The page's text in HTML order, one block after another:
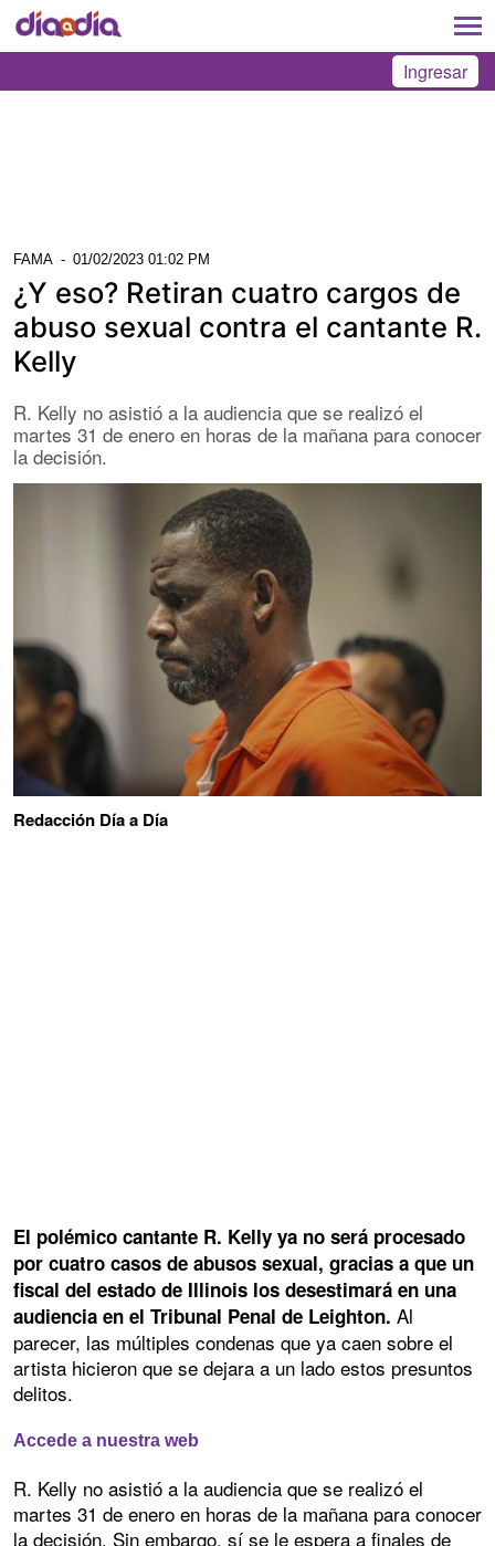
Ingresar
FAMA - 01/02/2023 01:02 PM
¿Y eso? Retiran cuatro cargos de
abuso sexual contra el cantante R.
Kelly
R. Kelly no asistió a la audiencia que se realizó el
martes 31 de enero en horas de la mañana para conocer
la decisión.
Redacción Día a Día
El polémico cantante R. Kelly ya no será procesado
por cuatro casos de abusos sexual, gracias a que un
fiscal del estado de Illinois los desestimará en una
audiencia en el Tribunal Penal de Leighton. Al
parecer, las múltiples condenas que ya caen sobre el
artista hicieron que se dejara a un lado estos presuntos
delitos.
Accede a nuestra web
R. Kelly no asistió a la audiencia que se realizó el
martes 31 de enero en horas de la mañana para conocer
la decisión. Sin embargo, sí se le espera a finales de